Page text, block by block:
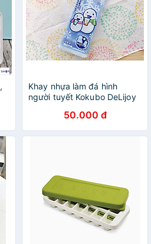
Khay nhựa làm đá hình
người tuyết Kokubo DeLijoy
50.000 đ